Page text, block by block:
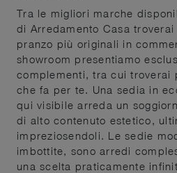
Tra le migliori marche
di Arredamento Casa
pranzo più originali in
showroom presentiamo
complementi, tra cui troverai
che fa per te. Una sedia in
qui visibile arreda un
di alto contenuto estetico,
impreziosendoli. Le sedie
imbottite, sono arredi
una scelta praticamente